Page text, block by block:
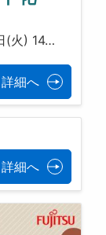
(火) 14…
詳細へ
詳細へ